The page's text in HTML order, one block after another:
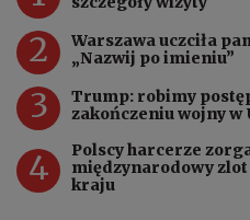
2
Warszawa uczciła
„Nazwij po imieniu”
3
Trump: robimy
zakończeniu wojny w
4
Polscy harcerze
międzynarodowy
kraju